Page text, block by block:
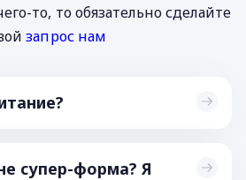
то, то обязательно сделайте
запрос нам
супер-форма? Я